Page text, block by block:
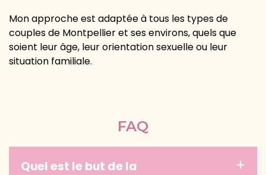
Mon approche est adaptée à tous les types de
couples de Montpellier et ses environs, quels que
soient leur âge, leur orientation sexuelle ou leur
situation familiale.
FAQ
Quel est le but de la